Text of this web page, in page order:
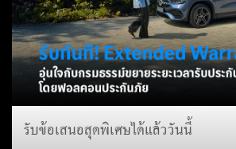
รับข้อเสนอสุดพิเศษได้แล้ววันนี้